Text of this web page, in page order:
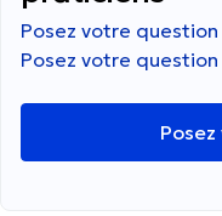
Posez votre
Posez votre